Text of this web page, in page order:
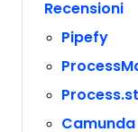
Recensioni
Pipefy
Process.st
Camunda